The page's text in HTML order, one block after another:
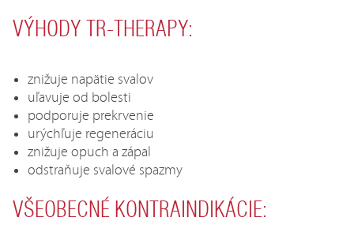
VÝHODY TR-THERAPY:
znižuje napätie svalov
uľavuje od bolesti
podporuje prekrvenie
urýchľuje regeneráciu
znižuje opuch a zápal
odstraňuje svalové spazmy
VŠEOBECNÉ KONTRAINDIKÁCIE: